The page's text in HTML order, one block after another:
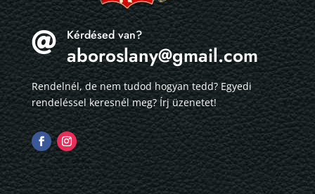
 Kérdésed van?
aboroslany@gmail.com
Rendelnél, de nem tudod hogyan tedd? Egyedi
rendeléssel keresnél meg? Írj üzenetet!